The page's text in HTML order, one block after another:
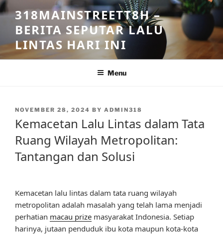
Skip
to
content
318MAINSTREETT8H –
BERITA SEPUTAR LALU
LINTAS HARI INI
Menu
POSTED
NOVEMBER 28, 2024 BY ADMIN318
Kemacetan Lalu Lintas dalam Tata
Ruang Wilayah Metropolitan:
Tantangan dan Solusi
Kemacetan lalu lintas dalam tata ruang wilayah
metropolitan adalah masalah yang telah lama menjadi
perhatian macau prize masyarakat Indonesia. Setiap
harinya, jutaan penduduk ibu kota maupun kota-kota